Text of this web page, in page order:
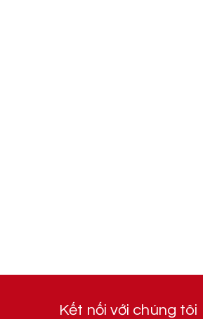
Kết nối với chúng tôi